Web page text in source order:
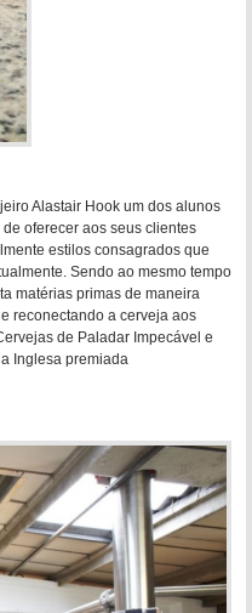
Alastair Hook um dos alunos
oferecer aos seus clientes
estilos consagrados que
Sendo ao mesmo tempo
matérias primas de maneira
reconectando a cerveja aos
de Paladar Impecável e
Inglesa premiada